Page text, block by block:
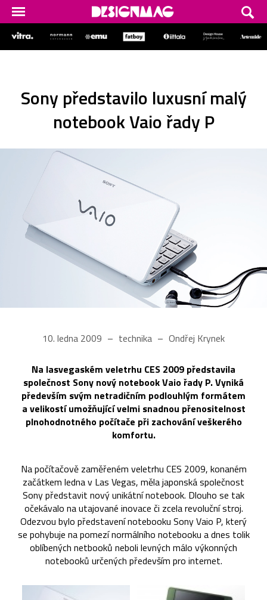
Sony představilo luxusní malý
notebook Vaio řady P
10. ledna 2009 technika Ondřej Krynek
Na lasvegaském veletrhu CES 2009 představila
společnost Sony nový notebook Vaio řady P. Vyniká
především svým netradičním podlouhlým formátem
a velikostí umožňující velmi snadnou přenositelnost
plnohodnotného počítače při zachování veškerého
komfortu.
Na počítačově zaměřeném veletrhu CES 2009, konaném
začátkem ledna v Las Vegas, měla japonská společnost
Sony představit nový unikátní notebook. Dlouho se tak
očekávalo na utajované inovace či zcela revoluční stroj.
Odezvou bylo představení notebooku Sony Vaio P, který
se pohybuje na pomezí normálního notebooku a dnes tolik
oblíbených netbooků neboli levných málo výkonných
notebooků určených především pro internet.